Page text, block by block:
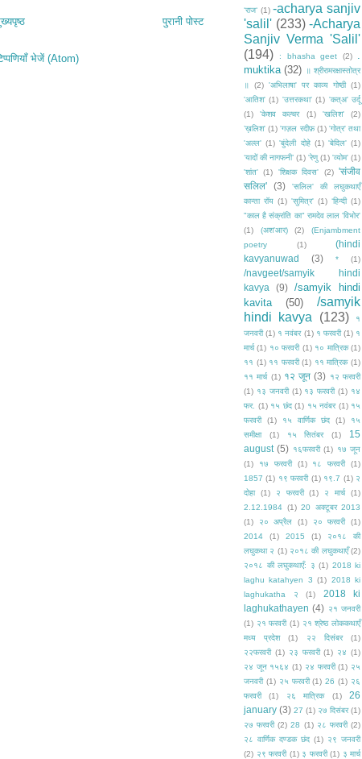
पुरानी पोस्ट
भेजें (Atom)
‘राज‘ (1) -acharya sanjiv
'salil' (233) -Acharya
Sanjiv Verma 'Salil'
(194)
: bhasha geet (2)
muktika (32)
॥ श्रीरामरक्षास्तोत्र
॥
(2) 'अभिलाषा' पर काव्य गोष्ठी (1)
'आतिश' (1) 'उत्तरकथा' (1) 'कत्अ' उर्दू
(1)
'केशव कल्चर (1) 'खलिश'
(2)
’ख़लिश' (1) 'गज़ल रदीफ़ (1) 'गोत्र' तथा
'अल्ल' (1) 'बुंदेली दोहे (1) 'बेदिल' (1)
‘यादों की नागफनी’ (1) 'रेणु (1) 'व्योम' (1)
'शांत' (1) 'शिक्षक दिवस' (2) 'संजीव
सलिल'
(3)
'सलिल' की लघुकथाएँ
कान्ता रॉय (1) 'सुमित्र' (1) ‘हिन्दी (1)
"काल है संक्रांति का" रामदेव लाल 'विभोर'
(1)
(अश'आर) (2)
(Enjambment
poetry
(1)
(hindi
kavyanuwad
(3) * (1)
/navgeet/samyik hindi
kavya
(9)
/samyik hindi
kavita
(50)
/samyik
hindi kavya
(123)
१
जनवरी (1) १ नवंबर (1) १ फरवरी (1) १
मार्च (1) १० फरवरी (1) १० मात्रिक (1)
११ (1) ११ फरवरी (1) ११ मात्रिक (1)
११ मार्च (1) १२ जून (3) १२ फरवरी
(1) १३ जनवरी (1) १३ फरवरी (1) १४
फर. (1) १५ छंद (1) १५ नवंबर (1) १५
फरवरी
(1) १५ वार्णिक छंद (1)
१५
समीक्षा
(1) १५ सितंबर (1)
15
august (5) १६फरवरी (1) १७ जून
(1)
१७ फरवरी (1) १८ फरवरी
(1)
1857 (1) १९ फरवरी (1) १९.7 (1) २
दोहा
(1) २ फरवरी (1) २ मार्च
(1)
2.12.1984 (1) 20 अक्टूबर 2013
(1)
२० अप्रैल (1) २० फरवरी
(1)
2014
(1) 2015 (1)
२०१८ की
लघुकथा २ (1) २०१८ की लघुकथाएँ (2)
२०१८ की लघुकथाएँ: ३ (1) 2018 ki
laghu katahyen 3 (1) 2018 ki
laghukatha २
(1)
2018 ki
laghukathayen (4) २१ जनवरी
(1) २१ फरवरी (1) २१ श्रेष्ठ लोककथाएँ
मध्य प्रदेश
(1) २२ दिसंबर
(1)
२२फरवरी (1) २३ फरवरी (1) २४ (1)
२४ जून १५६४ (1) २४ फरवरी (1) २५
जनवरी (1) २५ फरवरी (1) 26 (1) २६
फरवरी
(1) २६ मात्रिक (1)
26
january (3) 27 (1) २७ दिसंबर (1)
२७ फरवरी (2) 28 (1) २८ फरवरी (2)
२८ वार्णिक दण्डक छंद (1) २९ जनवरी
(2) २९ फरवरी (1) ३ फरवरी (1) ३ मार्च